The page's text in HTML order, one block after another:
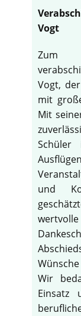
Vogt
Zum
Vogt,
mit
Mit
Schüler
und
Wir
Einsatz